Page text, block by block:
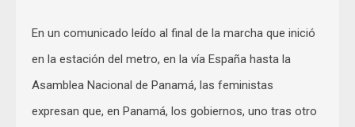
En un comunicado leído al final de la marcha que inició
en la estación del metro, en la vía España hasta la
Asamblea Nacional de Panamá, las feministas
expresan que, en Panamá, los gobiernos, uno tras otro